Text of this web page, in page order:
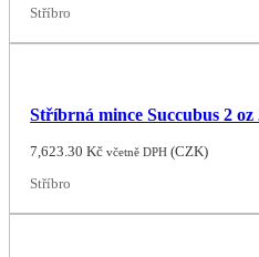
Stříbro
Stříbrná mince Succubus 2
7,623.30Kč včetně DPH (CZK)
Stříbro